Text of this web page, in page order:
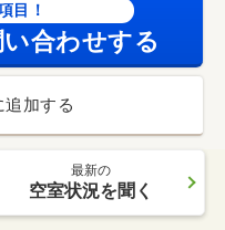
目！
合わせする
追加する
最新の
空室状況を聞く